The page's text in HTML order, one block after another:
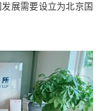
展需要设立为北京国